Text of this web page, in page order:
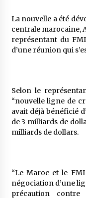
La nouvelle a été
centrale marocaine,
représentant du
d’une réunion qui
Selon le
“nouvelle ligne de
avait déjà bénéficié
de 3 milliards de
milliards de dollars.
“Le Maroc et le
négociation d’une
précaution